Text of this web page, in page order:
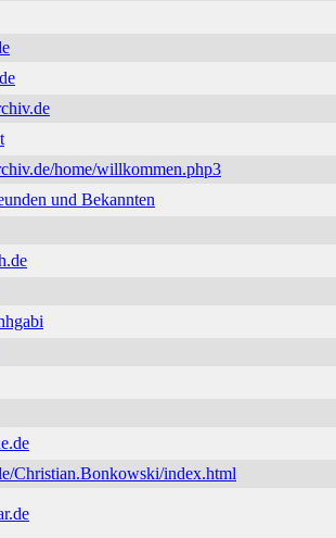
home/willkommen.php3
und Bekannten
Christian.Bonkowski/index.html